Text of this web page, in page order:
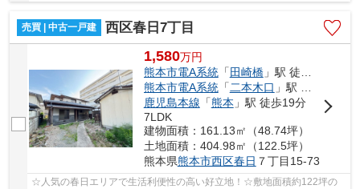
売買 | 中古一戸建
西区春日7丁目
1,580万円
熊本市電A系統「 田崎橋」駅 徒歩14分
熊本市電A系統「 二本木口 」駅 徒歩16分
鹿児島本線 「熊本 」駅 徒歩19分
7LDK
建物面積：161.13㎡（48.74坪）
土地面積：404.98㎡（122.5坪）
熊本県熊本市西区春日 ７丁目15-73
☆人気の春日エリアで生活利便性の高い好立地！☆敷地面積約122坪の